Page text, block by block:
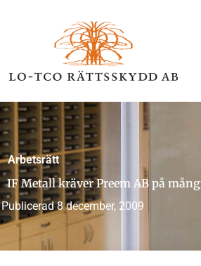
Arbetsrätt
IF Metall kräver Preem AB på
Publicerad 8 december, 2009